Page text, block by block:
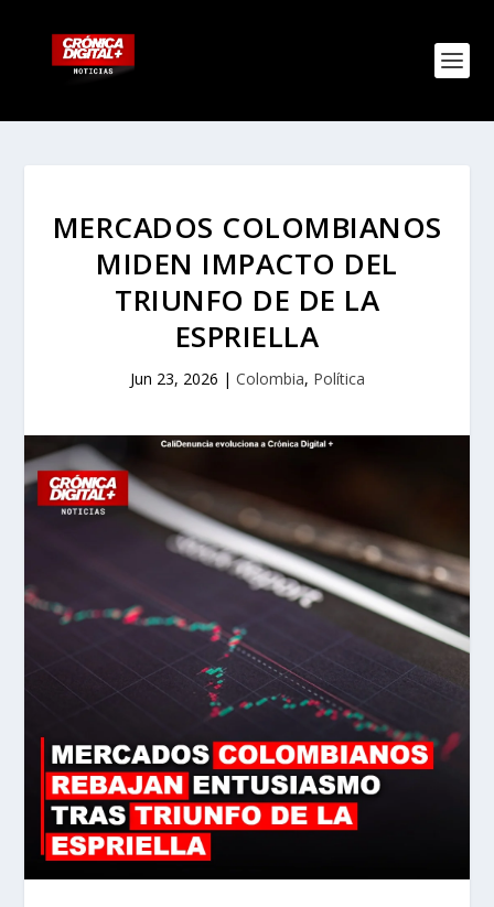
MERCADOS COLOMBIANOS
MIDEN IMPACTO DEL
TRIUNFO DE DE LA
ESPRIELLA
Jun 23, 2026 | Colombia, Política